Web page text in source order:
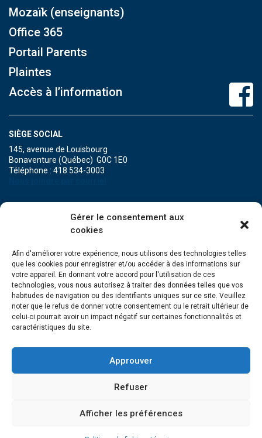
Gérer le consentement aux
cookies
Afin d'améliorer votre expérience, nous utilisons des technologies telles
que les cookies pour enregistrer et/ou accéder à des informations sur
votre appareil. En donnant votre accord pour l'utilisation de ces
technologies, vous nous autorisez à traiter des données telles que vos
habitudes de navigation ou des identifiants uniques sur ce site. Veuillez
noter que le refus de donner votre consentement ou le retrait ultérieur de
celui-ci pourrait avoir un impact négatif sur certaines fonctionnalités et
caractéristiques du site.
Approuver
Refuser
Afficher les préférences
Mozaïk (enseignants)
Office 365
Portail Parents
Plaintes
Accès à l’information
SIÈGE SOCIAL
145, avenue de Louisbourg
Bonaventure (Québec) G0C 1E0
Téléphone : 418 534-3003
471A, boulevard Perron
Maria (Québec) G0C 1Y0
POINT DE SERVICE DE GRANDE-RIVIÈRE
134, Grande Allée Est
Grande-Rivière (Québec) G0C 1V0
Téléphone : 418 385-3499